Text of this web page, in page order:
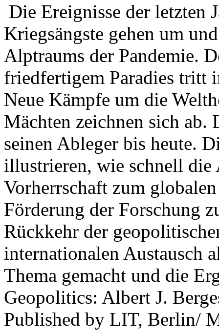
Die Ereignisse der letzten
Kriegsängste gehen um
Alptraums der Pandemie.
friedfertigem Paradies tritt
Neue Kämpfe um die
Mächten zeichnen sich
seinen Ableger bis heute.
illustrieren, wie schnell die
Vorherrschaft zum
Förderung der Forschung
Rückkehr der
internationalen Austausch
Thema gemacht und die
Geopolitics: Albert J.
Published by LIT, Berlin/